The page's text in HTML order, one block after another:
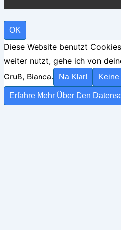
OK
Diese Website benutzt
weiter nutzt, gehe ich von
Gruß, Bianca.
Na Klar! Keine
Erfahre Mehr Über Den